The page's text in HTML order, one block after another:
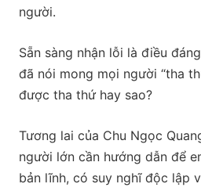
người.
Sẵn sàng nhận lỗi là điều
đã nói mong mọi người “tha
được tha thứ hay sao?
Tương lai của Chu Ngọc
người lớn cần hướng dẫn để
bản lĩnh, có suy nghĩ độc lập